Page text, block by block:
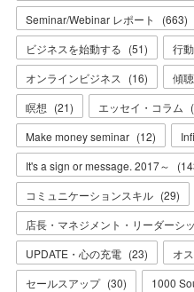
Seminar/Webinar レポート
(663)
ビジネスを始動する (51) 行
オンラインビジネス
(16) 傾
瞑想 (21) エッセイ・コラム (
Make money seminar (12)
It's a sign or message. 2017～
(
コミュニケーションスキル (29)
店長・マネジメント・リーダーシ
UPDATE・心の充電 (23) オ
セールスアップ (30) 1000